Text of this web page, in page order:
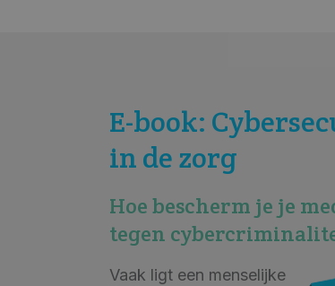
E-book:
in de zorg
Hoe bescherm je je
tegen
Vaak ligt een menselijke